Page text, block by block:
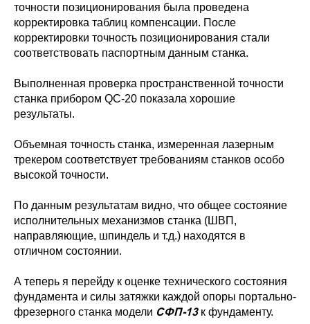
точности позиционирования была проведена
корректировка таблиц компенсации. После
корректировки точность позиционирования стали
соответствовать паспортным данным станка.
Выполненная проверка пространственной точности
станка прибором QC-20 показала хорошие
результаты.
Объемная точность станка, измеренная лазерным
трекером соответствует требованиям станков особо
высокой точности.
По данным результатам видно, что общее состояние
исполнительных механизмов станка (ШВП,
направляющие, шпиндель и т.д.) находятся в
отличном состоянии.
А теперь я перейду к оценке технического состояния
фундамента и силы затяжки каждой опоры портально-
фрезерного станка модели СФП-13к фундаменту.